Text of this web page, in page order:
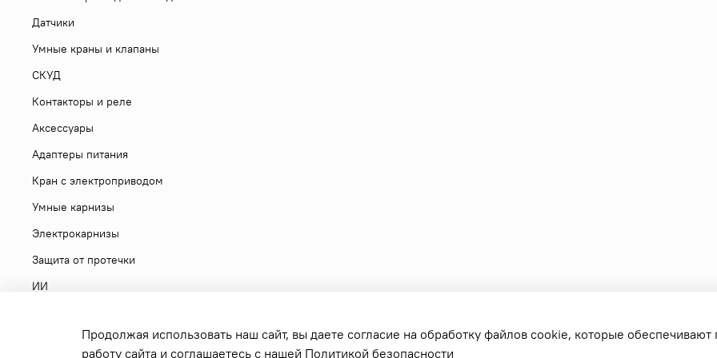
Датчики
Умные краны и клапаны
СКУД
Контакторы и реле
Аксессуары
Адаптеры питания
Кран с электроприводом
Умные карнизы
Электрокарнизы
Защита от протечки
ИИ
Продолжая использовать наш сайт, вы даете согласие на обработку файлов cookie, которые
работу сайта и соглашаетесь с нашей Политикой безопасности